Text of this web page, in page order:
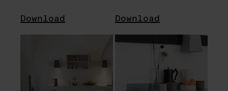
Download Download